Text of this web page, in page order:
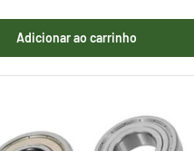
Adicionar ao carrinho